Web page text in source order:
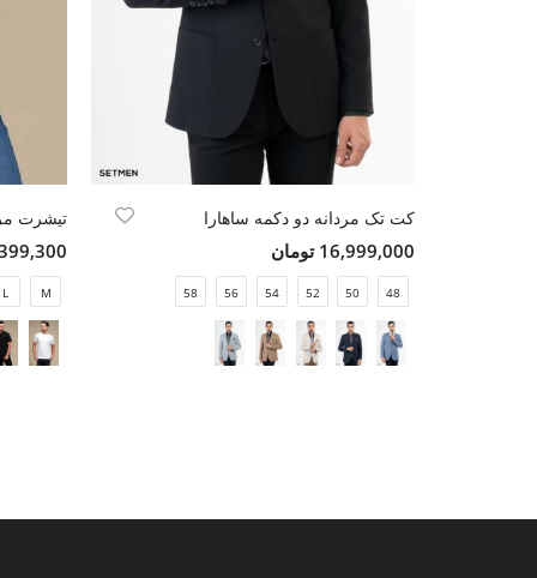
کت تک مردانه دو دکمه ساهارا
16,999,000 تومان
48
50
52
54
56
58
تیشرت
1,399,300
M
L